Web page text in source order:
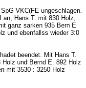
VKC(FE ungeschlagen.
an, Hans T. mit 830 Holz,
ganz sarken 935 Bern E
und ebenfallss wieder 3:0
beendet. Mit Hans T.
und Bernd E. 892 Holz
mit 3530 : 3250 Holz